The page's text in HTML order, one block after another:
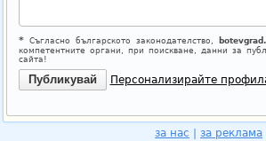
*Съгласно българското законодателство,
компетентните органи, при поискване, данни за
сайта!
Персонализирайте
за нас за реклама